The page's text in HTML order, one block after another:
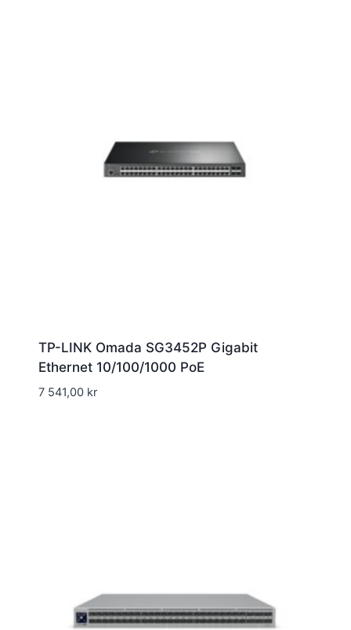
TP-LINK Omada SG3452P Gigabit
Ethernet 10/100/1000 PoE
7 541,00 kr